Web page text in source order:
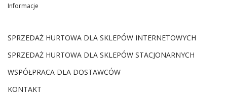
Informacje
SPRZEDAŻ HURTOWA DLA SKLEPÓW INTERNETOWYCH
SPRZEDAŻ HURTOWA DLA SKLEPÓW STACJONARNYCH
WSPÓŁPRACA DLA DOSTAWCÓW
KONTAKT